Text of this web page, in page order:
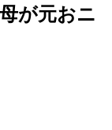
が元おニ